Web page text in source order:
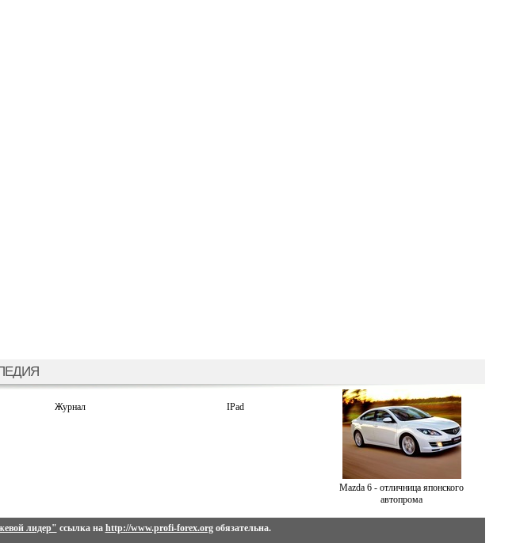
Журнал IPad
Mazda 6 - отличница японского
автопрома
лидер" ссылка на http://www.profi-forex.orgобязательна.